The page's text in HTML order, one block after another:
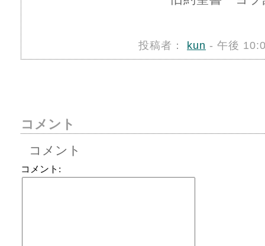
投稿者： kun - 午後
コメント
コメント
コメント: